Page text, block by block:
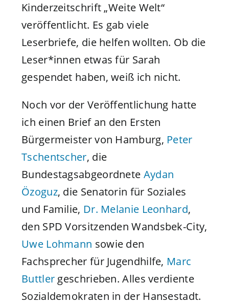
Kinderzeitschrift „Weite Welt“
veröffentlicht. Es gab viele
Leserbriefe, die helfen wollten. Ob die
Leser*innen etwas für Sarah
gespendet haben, weiß ich nicht.
Noch vor der Veröffentlichung hatte
ich einen Brief an den Ersten
Bürgermeister von Hamburg, Peter
Tschentscher, die
Bundestagsabgeordnete Aydan
Özoguz, die Senatorin für Soziales
und Familie, Dr. Melanie Leonhard,
den SPD Vorsitzenden Wandsbek-City,
Uwe Lohmann sowie den
Fachsprecher für Jugendhilfe, Marc
Buttler geschrieben. Alles verdiente
Sozialdemokraten in der Hansestadt.